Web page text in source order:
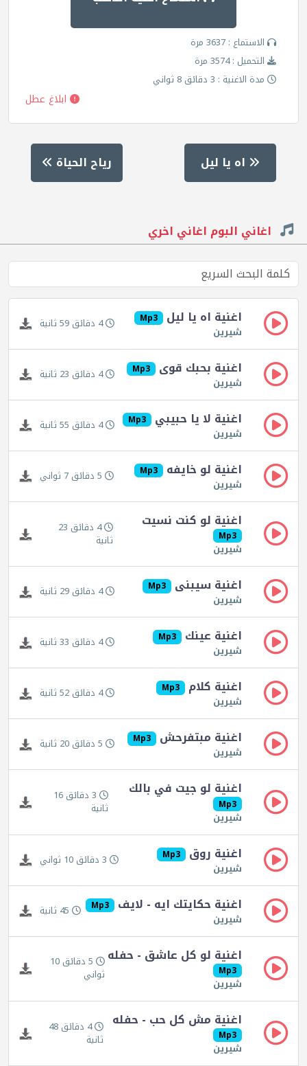
الاستماع : 3637 مرة
التحميل : 3574 مرة
مدة الاغنية : 3 دقائق 8 ثواني
ابلاغ عطل
اه يا ليل رياح الحياة
اغاني البوم اغاني اخري
اغنية اه يا ليل Mp3
شيرين 4 دقائق 59 ثانية
اغنية بحبك قوى Mp3
شيرين 4 دقائق 23 ثانية
اغنية لا يا حبيبي Mp3
شيرين 4 دقائق 55 ثانية
اغنية لو خايفه Mp3
شيرين 5 دقائق 7 ثواني
اغنية لو كنت نسيت
Mp3
شيرين
4 دقائق 23
ثانية
اغنية سيبنى Mp3
شيرين 4 دقائق 29 ثانية
اغنية عينك Mp3
شيرين 4 دقائق 33 ثانية
اغنية كلام Mp3
شيرين 4 دقائق 52 ثانية
اغنية مبتفرحش Mp3
شيرين 5 دقائق 20 ثانية
اغنية لو جيت في بالك
Mp3
شيرين
3 دقائق 16
ثانية
اغنية روق Mp3
شيرين 3 دقائق 10 ثواني
اغنية حكايتك ايه - لايف Mp3
شيرين 45 ثانية
اغنية لو كل عاشق - حفله
Mp3
شيرين
5 دقائق 10
ثواني
اغنية مش كل حب - حفله
Mp3
شيرين
4 دقائق 48
ثانية